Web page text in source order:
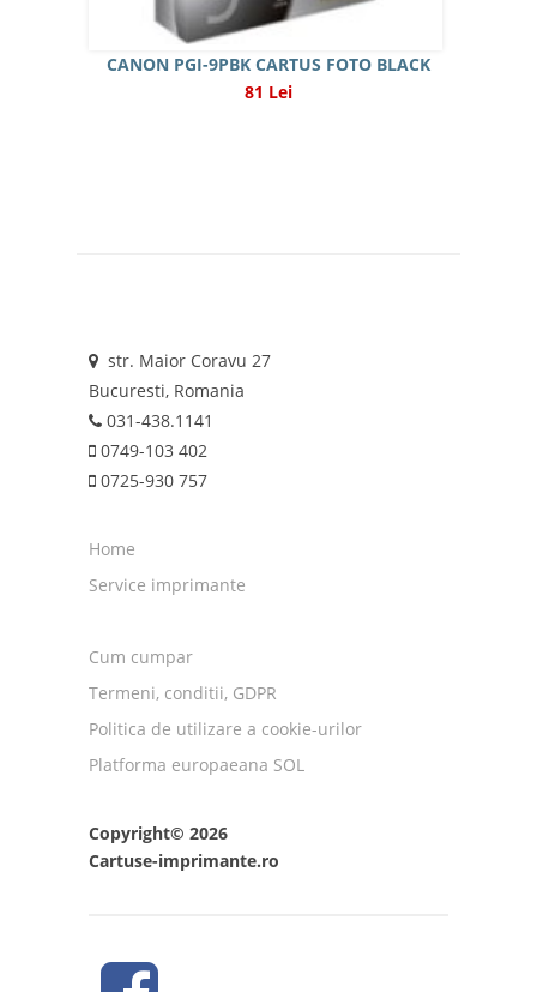
CANON PGI-9PBK CARTUS FOTO BLACK
81 Lei
str. Maior Coravu 27
Bucuresti, Romania
031-438.1141
0749-103 402
0725-930 757
Home
Service imprimante
Cum cumpar
Termeni, conditii, GDPR
Politica de utilizare a cookie-urilor
Platforma europaeana SOL
Copyright© 2026
Cartuse-imprimante.ro